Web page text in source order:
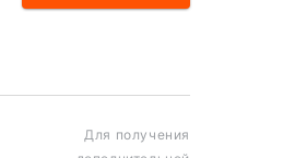
Для получения